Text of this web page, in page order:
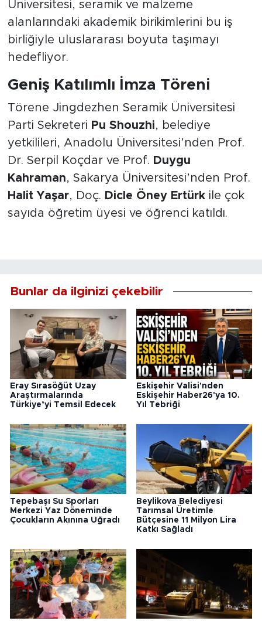
Üniversitesi, seramik ve malzeme
alanlarındaki akademik birikimlerini bu iş
birliğiyle uluslararası boyuta taşımayı
hedefliyor.
Geniş Katılımlı İmza Töreni
Törene Jingdezhen Seramik Üniversitesi
Parti Sekreteri Pu Shouzhi, belediye
yetkilileri, Anadolu Üniversitesi’nden Prof.
Dr. Serpil Koçdar ve Prof. Duygu
Kahraman, Sakarya Üniversitesi’nden Prof.
Halit Yaşar, Doç. Dicle Öney Ertürkile çok
sayıda öğretim üyesi ve öğrenci katıldı.
Bunlar da ilginizi çekebilir
Eray Sırasöğüt Uzay
Araştırmalarında
Türkiye’yi Temsil Edecek
Eskişehir Valisi'nden
Eskişehir Haber26'ya 10.
Yıl Tebriği
Tepebaşı Su Sporları
Merkezi Yaz Döneminde
Çocukların Akınına Uğradı
Beylikova Belediyesi
Tarımsal Üretimle
Bütçesine 11 Milyon Lira
Katkı Sağladı